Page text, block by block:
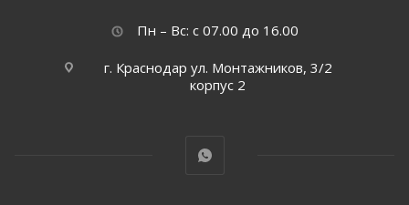
Пн – Вс: с 07.00 до 16.00
г. Краснодар ул. Монтажников, 3/2
корпус 2